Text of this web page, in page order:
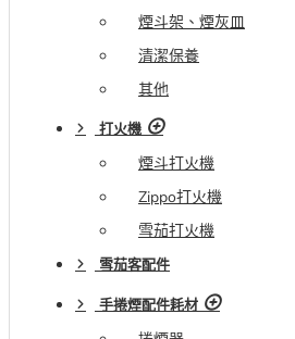
煙斗架、煙灰皿
清潔保養
其他
打火機
煙斗打火機
Zippo打火機
雪茄打火機
雪茄客配件
手捲煙配件耗材